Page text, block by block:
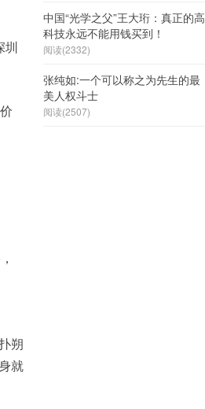
圳
朔
就
中国“光学之父”王大珩：真正的高
科技永远不能用钱买到！
阅读(2332)
张纯如:一个可以称之为先生的最
美人权斗士
阅读(2507)